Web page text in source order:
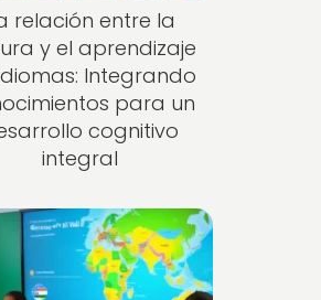
relación entre la
y el aprendizaje
Integrando
para un
cognitivo
integral